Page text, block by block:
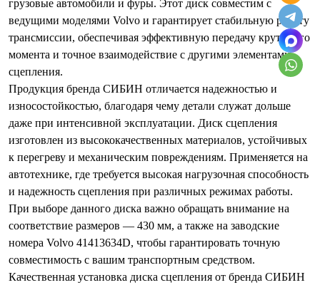
грузовые автомобили и фуры. Этот диск совместим с
ведущими моделями Volvo и гарантирует стабильную работу
трансмиссии, обеспечивая эффективную передачу крутящего
момента и точное взаимодействие с другими элементами
сцепления.
Продукция бренда СИБИН отличается надежностью и
износостойкостью, благодаря чему детали служат дольше
даже при интенсивной эксплуатации. Диск сцепления
изготовлен из высококачественных материалов, устойчивых
к перегреву и механическим повреждениям. Применяется на
автотехнике, где требуется высокая нагрузочная способность
и надежность сцепления при различных режимах работы.
При выборе данного диска важно обращать внимание на
соответствие размеров — 430 мм, а также на заводские
номера Volvo 41413634D, чтобы гарантировать точную
совместимость с вашим транспортным средством.
Качественная установка диска сцепления от бренда СИБИН